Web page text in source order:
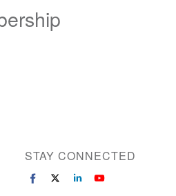
STAY CONNECTED